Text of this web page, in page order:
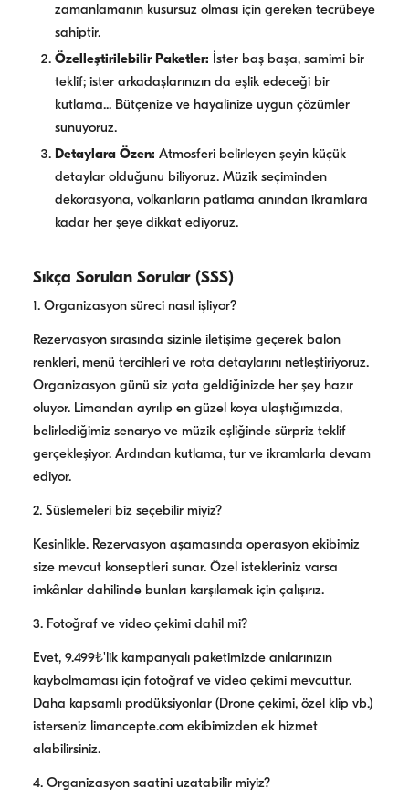
zamanlamanın kusursuz olması için gereken tecrübeye
sahiptir.
Özelleştirilebilir Paketler: İster baş başa, samimi bir
teklif; ister arkadaşlarınızın da eşlik edeceği bir
kutlama... Bütçenize ve hayalinize uygun çözümler
sunuyoruz.
Detaylara Özen: Atmosferi belirleyen şeyin küçük
detaylar olduğunu biliyoruz. Müzik seçiminden
dekorasyona, volkanların patlama anından ikramlara
kadar her şeye dikkat ediyoruz.
Sıkça Sorulan Sorular (SSS)
1. Organizasyon süreci nasıl işliyor?
Rezervasyon sırasında sizinle iletişime geçerek balon
renkleri, menü tercihleri ve rota detaylarını netleştiriyoruz.
Organizasyon günü siz yata geldiğinizde her şey hazır
oluyor. Limandan ayrılıp en güzel koya ulaştığımızda,
belirlediğimiz senaryo ve müzik eşliğinde sürpriz teklif
gerçekleşiyor. Ardından kutlama, tur ve ikramlarla devam
ediyor.
2. Süslemeleri biz seçebilir miyiz?
Kesinlikle. Rezervasyon aşamasında operasyon ekibimiz
size mevcut konseptleri sunar. Özel istekleriniz varsa
imkânlar dahilinde bunları karşılamak için çalışırız.
3. Fotoğraf ve video çekimi dahil mi?
Evet, 9.499₺'lik kampanyalı paketimizde anılarınızın
kaybolmaması için fotoğraf ve video çekimi mevcuttur.
Daha kapsamlı prodüksiyonlar (Drone çekimi, özel klip vb.)
isterseniz limancepte.com ekibimizden ek hizmet
alabilirsiniz.
4. Organizasyon saatini uzatabilir miyiz?